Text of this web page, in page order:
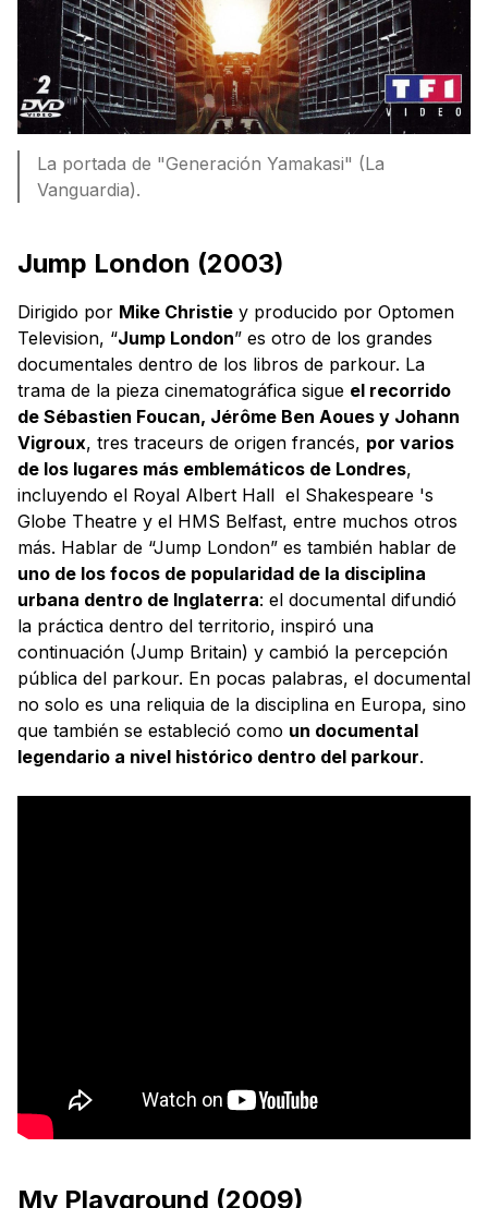
La portada de "Generación Yamakasi" (La
Vanguardia).
Jump London (2003)
Dirigido por Mike Christie y producido por Optomen
Television, “Jump London” es otro de los grandes
documentales dentro de los libros de parkour. La
trama de la pieza cinematográfica sigue el recorrido
de Sébastien Foucan, Jérôme Ben Aoues y Johann
Vigroux, tres traceurs de origen francés, por varios
de los lugares más emblemáticos de Londres,
incluyendo el Royal Albert Hall el Shakespeare 's
Globe Theatre y el HMS Belfast, entre muchos otros
más. Hablar de “Jump London” es también hablar de
uno de los focos de popularidad de la disciplina
urbana dentro de Inglaterra: el documental difundió
la práctica dentro del territorio, inspiró una
continuación (Jump Britain) y cambió la percepción
pública del parkour. En pocas palabras, el documental
no solo es una reliquia de la disciplina en Europa, sino
que también se estableció como un documental
legendario a nivel histórico dentro del parkour.
My Playground (2009)